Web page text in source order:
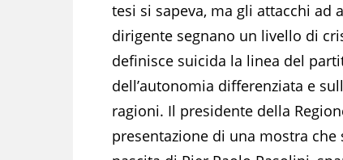
tesi si sapeva, ma gli attacchi ad
dirigente segnano un livello di
definisce suicida la linea del
dell’autonomia differenziata e
ragioni. Il presidente della
presentazione di una mostra